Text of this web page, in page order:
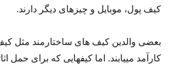
کیف پول، موبایل و چیزهای دیگر دارند.
بعضی والدین کیف ­های ساختار­مند مثل
کارآمد می­یابند. اما کیف­هایی که برای حمل